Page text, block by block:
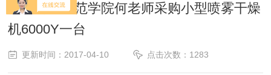
广东岭南师范学院何老师采购小型喷雾干燥
机6000Y一台
更新时间：2017-04-10 点击次数：1283